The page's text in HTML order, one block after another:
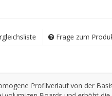
Frage zum
Profilverlauf von der